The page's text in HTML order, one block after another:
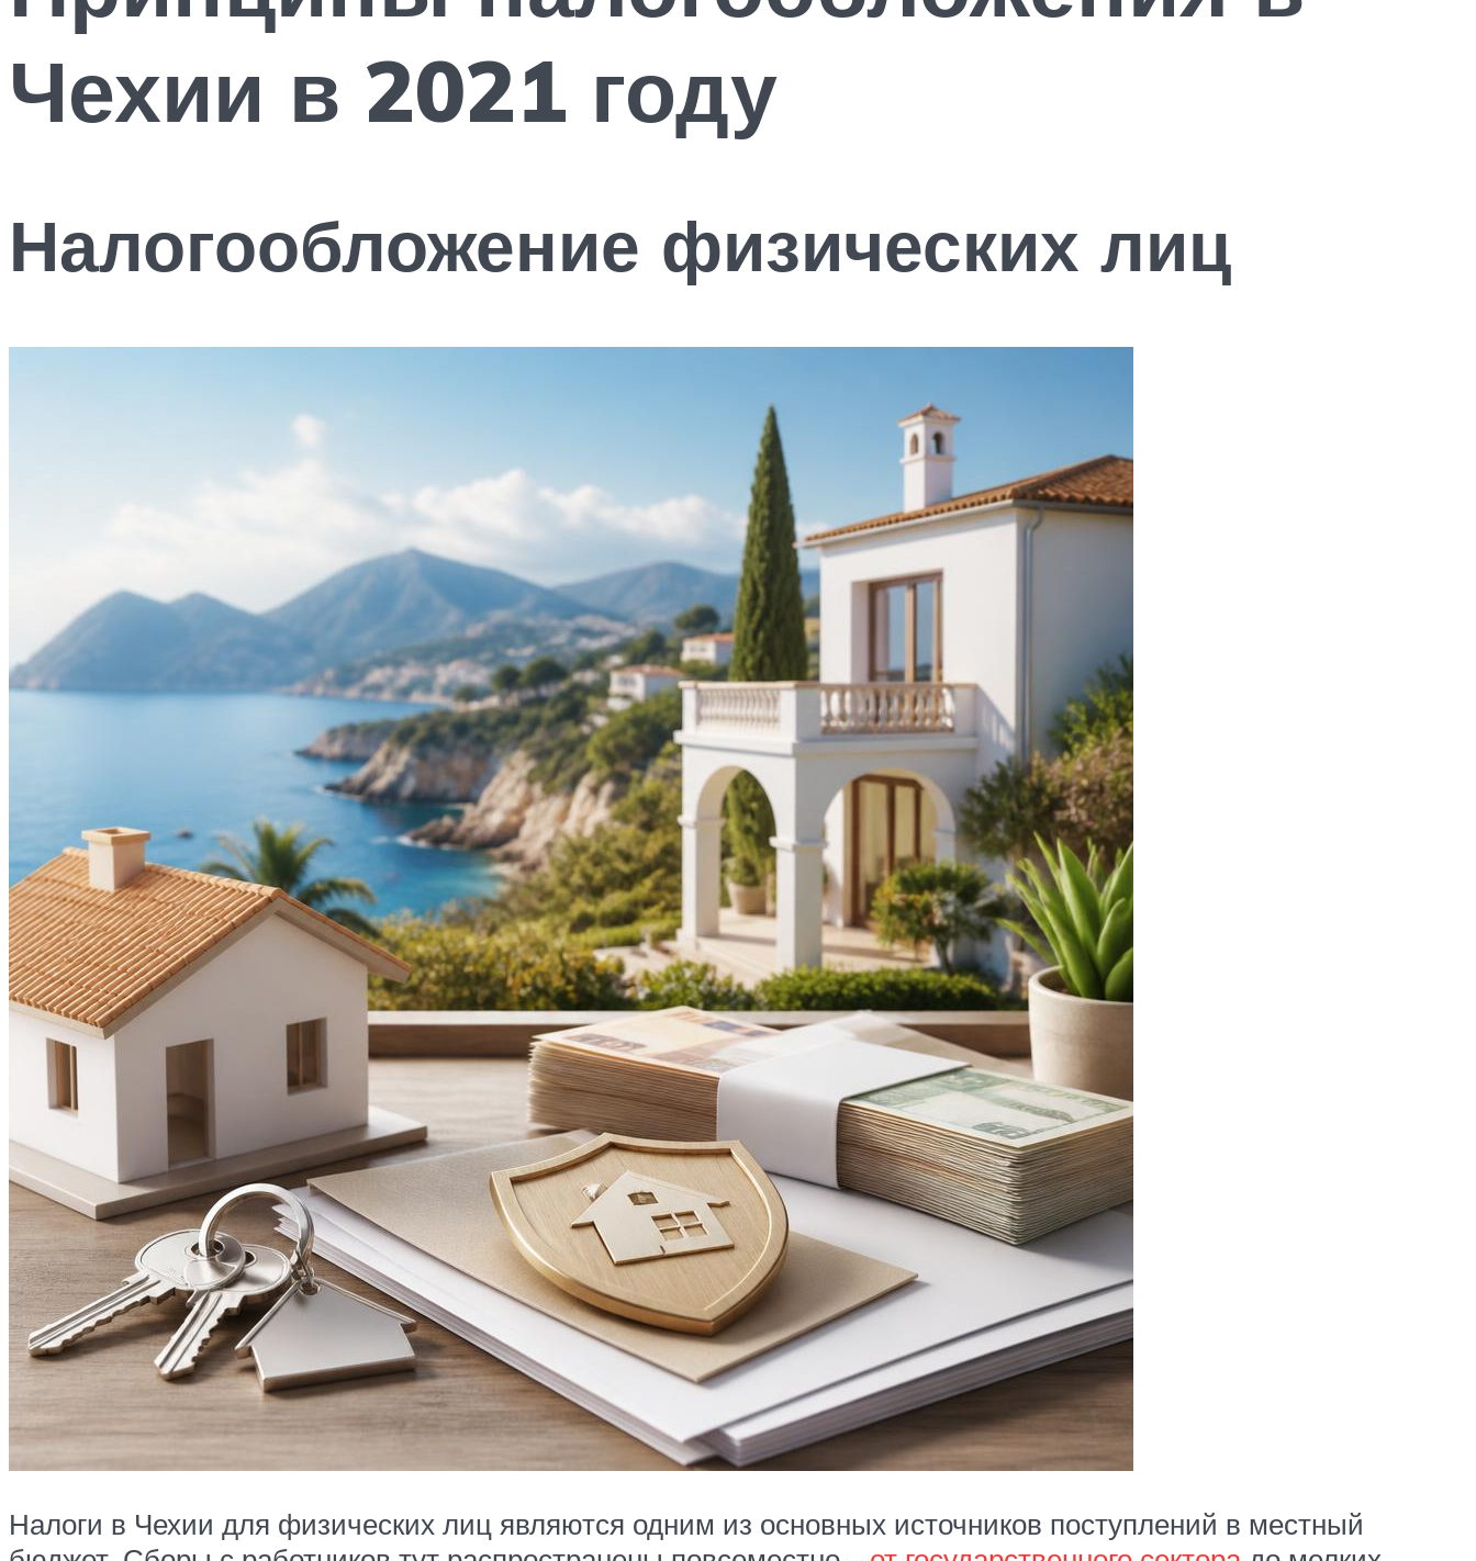
Чехии в 2021 году
Налогообложение физических лиц
Налоги в Чехии для физических лиц являются одним из основных источников поступлений в местный